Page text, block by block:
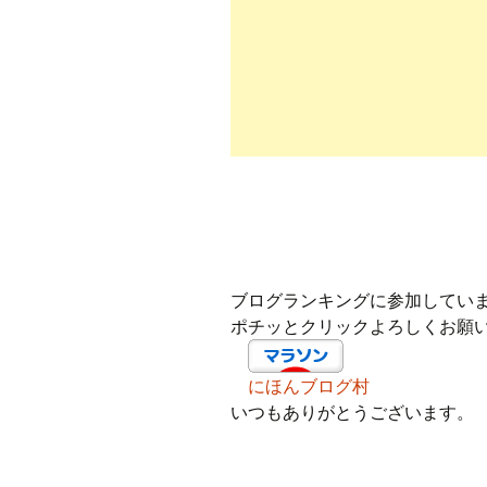
ブログランキングに参加していま
ポチッとクリックよろしくお願
にほんブログ村
いつもありがとうございます。